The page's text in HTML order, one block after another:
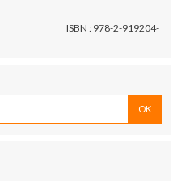
ISBN : 978-2-919204-